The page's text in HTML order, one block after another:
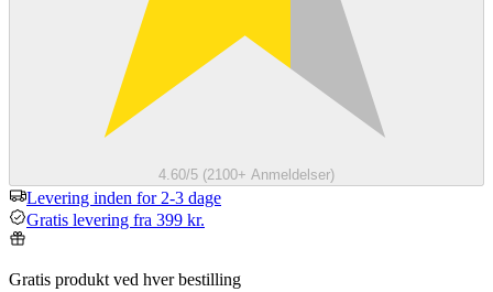
4.60/5 (2100+ Anmeldelser)
Levering inden for 2-3 dage
Gratis levering fra 399 kr.
Gratis produkt ved hver bestilling